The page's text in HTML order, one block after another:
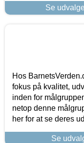
Se
Hos
fokus på kvalitet,
inden for
netop denne
her for at se deres
Se